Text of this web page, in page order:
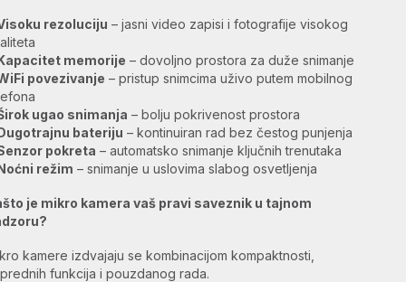
rezoluciju – jasni video zapisi i fotografije visokog
memorije – dovoljno prostora za duže snimanje
povezivanje – pristup snimcima uživo putem mobilnog
ugao snimanja – bolju pokrivenost prostora
bateriju – kontinuiran rad bez čestog punjenja
pokreta – automatsko snimanje ključnih trenutaka
režim – snimanje u uslovima slabog osvetljenja
je mikro kamera vaš pravi saveznik u tajnom
kamere izdvajaju se kombinacijom kompaktnosti,
funkcija i pouzdanog rada.